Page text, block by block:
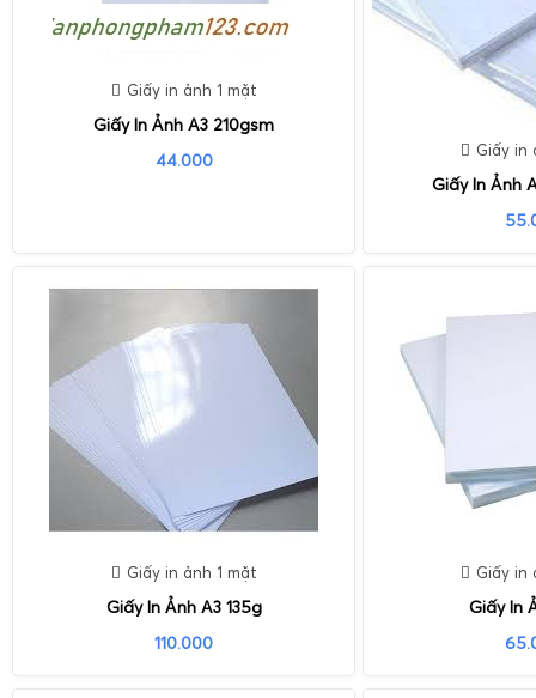
Giấy in ảnh 1 mặt
Giấy In Ảnh A3 210gsm
44.000
Giấy in
Giấy In Ảnh
Giấy in ảnh 1 mặt
Giấy In Ảnh A3 135g
110.000
Giấy in
Giấy In